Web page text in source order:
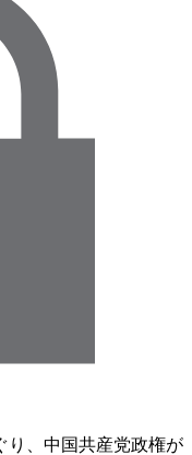
り、中国共産党政権が